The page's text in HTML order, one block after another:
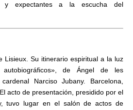
y expectantes a la escucha del
Lisieux. Su itinerario espiritual a la luz
de Ángel de les
Narciso Jubany. Barcelona,
acto de presentación, presidido por el
tuvo lugar en el salón de actos de